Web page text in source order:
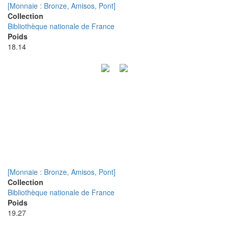
[Monnaie : Bronze, Amisos, Pont]
Collection
Bibliothèque nationale de France
Poids
18.14
[Monnaie : Bronze, Amisos, Pont]
Collection
Bibliothèque nationale de France
Poids
19.27